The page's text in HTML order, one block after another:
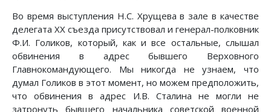
Во время выступления Н.С. Хрущева в зале в качестве
делегата ХХ съезда присутствовал и генерал-полковник
Ф.И. Голиков, который, как и все остальные, слышал
обвинения в адрес бывшего Верховного
Главнокомандующего. Мы никогда не узнаем, что
думал Голиков в этот момент, но можем предположить,
что обвинения в адрес И.В. Сталина не могли не
затронуть бывшего начальника советской военной